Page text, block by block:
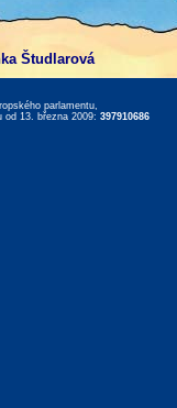
Študlarová
parlamentu,
13. března 2009: 397910686